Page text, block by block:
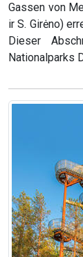
Gassen von
ir S. Girėno)
Dieser
Nationalparks